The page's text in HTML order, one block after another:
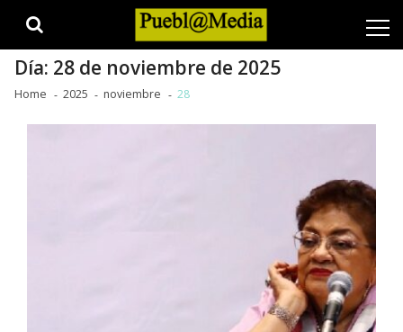
Día: 28 de noviembre de 2025
Home 2025 noviembre 28